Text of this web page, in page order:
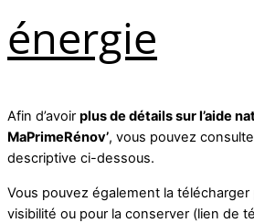
énergie
Afin d’avoir plus de détails sur l’aide
MaPrimeRénov’, vous pouvez
descriptive ci-dessous.
Vous pouvez également la télécharger
visibilité ou pour la conserver (lien de